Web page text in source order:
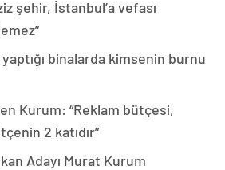
şehir, İstanbul’a vefası
yaptığı binalarda kimsenin burnu
Kurum: “Reklam bütçesi,
2 katıdır”
Adayı Murat Kurum